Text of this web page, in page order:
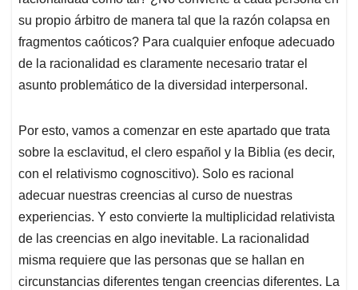
su propio árbitro de manera tal que la razón colapsa en
fragmentos caóticos? Para cualquier enfoque adecuado
de la racionalidad es claramente necesario tratar el
asunto problemático de la diversidad interpersonal.
Por esto, vamos a comenzar en este apartado que trata
sobre la esclavitud, el clero español y la Biblia (es decir,
con el relativismo cognoscitivo). Solo es racional
adecuar nuestras creencias al curso de nuestras
experiencias. Y esto convierte la multiplicidad relativista
de las creencias en algo inevitable. La racionalidad
misma requiere que las personas que se hallan en
circunstancias diferentes tengan creencias diferentes. La